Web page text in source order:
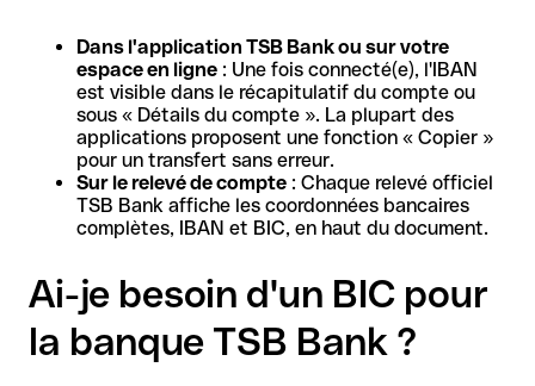
Dans l'application TSB Bank ou sur votre
espace en ligne : Une fois connecté(e), l'IBAN
est visible dans le récapitulatif du compte ou
sous « Détails du compte ». La plupart des
applications proposent une fonction « Copier »
pour un transfert sans erreur.
Sur le relevé de compte : Chaque relevé officiel
TSB Bank affiche les coordonnées bancaires
complètes, IBAN et BIC, en haut du document.
Ai-je besoin d'un BIC pour
la banque TSB Bank ?